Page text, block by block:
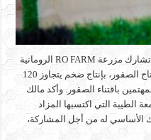
صحيفة عسير ـ جميل القثامي – الرياض تشارك مزرعة RO FARM الرومانية
للمرة الأولى في المزاد الدولي لمزارع إنتاج الصقور، بإنتاج ضخم يتجاوز 120
باقتناء الصقور. وأكد مالك
الطيبة التي اكتسبها المزاد
الأساسي له من أجل المشاركة،